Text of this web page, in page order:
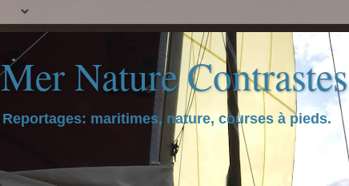
Mer Nature Contrastes
Reportages: maritimes, nature, courses à pieds.